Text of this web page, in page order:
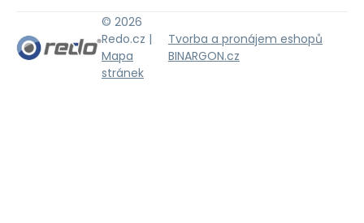
© 2026
Redo.cz |
Mapa
stránek
Tvorba a pronájem eshopů
BINARGON.cz